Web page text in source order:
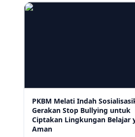
PKBM Melati Indah
Gerakan Stop Bullying untuk
Ciptakan Lingkungan Belajar
Aman